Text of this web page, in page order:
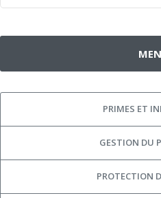
PRIMES ET
GESTION DU
PROTECTION